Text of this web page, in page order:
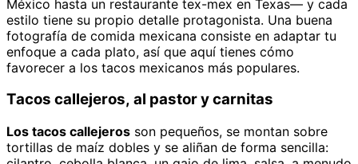
México hasta un restaurante tex-mex en Texas— y cada
estilo tiene su propio detalle protagonista. Una buena
fotografía de comida mexicana consiste en adaptar tu
enfoque a cada plato, así que aquí tienes cómo
favorecer a los tacos mexicanos más populares.
Tacos callejeros, al pastor y carnitas
Los tacos callejeros son pequeños, se montan sobre
tortillas de maíz dobles y se aliñan de forma sencilla: